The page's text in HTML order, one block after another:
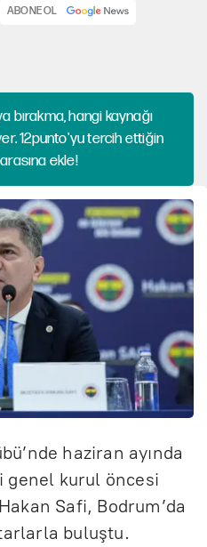
ABONE OL
hangi kaynağı
12punto'yu tercih ettiğin
ekle!
haziran ayında
genel kurul öncesi
Safi, Bodrum’da
buluştu.